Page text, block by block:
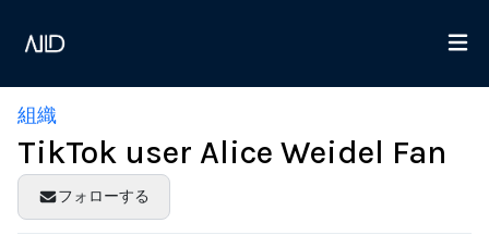
組織
TikTok user Alice Weidel Fan
フォローする